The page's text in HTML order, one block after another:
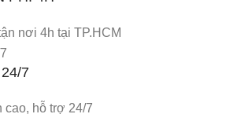
nơi 4h tại TP.HCM
7
cao, hỗ trợ 24/7